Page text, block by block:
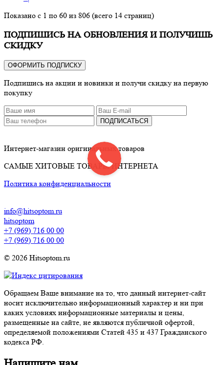
Показано с 1 по 60 из 806 (всего 14 страниц)
ПОДПИШИСЬ НА ОБНОВЛЕНИЯ И ПОЛУЧИШЬ
СКИДКУ
ОФОРМИТЬ ПОДПИСКУ
Подпишись на акции и новинки и получи скидку на первую
покупку
ПОДПИСАТЬСЯ
Интернет-магазин оригинальных товаров
САМЫЕ ХИТОВЫЕ ТОВАРЫ ИНТЕРНЕТА
Политика конфиденциальности
info@hitsoptom.ru
hitsoptom
+7 (969) 716 00 00
+7 (969) 716 00 00
© 2026 Hitsoptom.ru
Обращаем Ваше внимание на то, что данный интернет-сайт
носит исключительно информационный характер и ни при
каких условиях информационные материалы и цены,
размещенные на сайте, не являются публичной офертой,
определяемой положениями Статей 435 и 437 Гражданского
кодекса РФ.